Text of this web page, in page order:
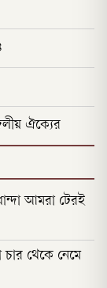
ঐক্যের
আমরা টেরই
থেকে নেমে